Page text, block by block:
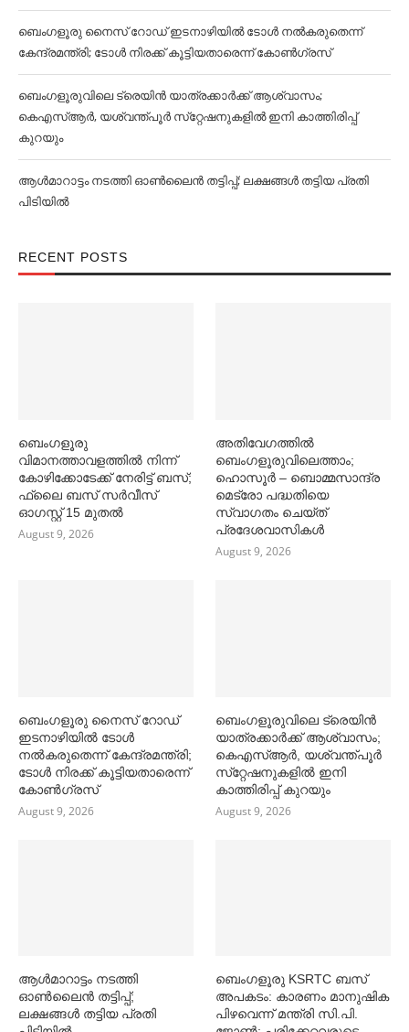
ബെംഗളൂരു നൈസ് റോഡ് ഇടനാഴിയില്‍ ടോള്‍ നല്‍കരുതെന്ന്
കേന്ദ്രമന്ത്രി; ടോള്‍ നിരക്ക് കൂട്ടിയതാരെന്ന് കോണ്‍ഗ്രസ്
ബെംഗളൂരുവിലെ ട്രെയിൻ യാത്രക്കാര്‍ക്ക് ആശ്വാസം;
കെഎസ്‌ആര്‍, യശ്വന്ത്പൂര്‍ സ്‌റ്റേഷനുകളില്‍ ഇനി കാത്തിരിപ്പ്
കുറയും
ആള്‍മാറാട്ടം നടത്തി ഓണ്‍ലൈൻ തട്ടിപ്പ്; ലക്ഷങ്ങള്‍ തട്ടിയ പ്രതി
പിടിയില്‍
RECENT POSTS
ബെംഗളൂരു
വിമാനത്താവളത്തില്‍ നിന്ന്
കോഴിക്കോടേക്ക് നേരിട്ട് ബസ്;
ഫ്ലൈ ബസ് സര്‍വീസ്
ഓഗസ്റ്റ് 15 മുതല്‍
August 9, 2026
അതിവേഗത്തില്‍
ബെംഗളൂരുവിലെത്താം;
ഹൊസൂര്‍ – ബൊമ്മസാന്ദ്ര
മെട്രോ പദ്ധതിയെ
സ്വാഗതം ചെയ്ത്
പ്രദേശവാസികള്‍
August 9, 2026
ബെംഗളൂരു നൈസ് റോഡ്
ഇടനാഴിയില്‍ ടോള്‍
നല്‍കരുതെന്ന് കേന്ദ്രമന്ത്രി;
ടോള്‍ നിരക്ക് കൂട്ടിയതാരെന്ന്
കോണ്‍ഗ്രസ്
August 9, 2026
ബെംഗളൂരുവിലെ ട്രെയിൻ
യാത്രക്കാര്‍ക്ക് ആശ്വാസം;
കെഎസ്‌ആര്‍, യശ്വന്ത്പൂര്‍
സ്‌റ്റേഷനുകളില്‍ ഇനി
കാത്തിരിപ്പ് കുറയും
August 9, 2026
ആള്‍മാറാട്ടം നടത്തി
ഓണ്‍ലൈൻ തട്ടിപ്പ്;
ലക്ഷങ്ങള്‍ തട്ടിയ പ്രതി
ബെംഗളൂരു KSRTC ബസ്
അപകടം: കാരണം മാനുഷിക
പിഴവെന്ന് മന്ത്രി സി.പി.